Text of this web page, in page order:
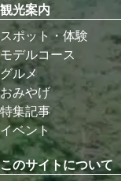
観光案内
スポット・体験
モデルコース
グルメ
おみやげ
特集記事
イベント
このサイトについて